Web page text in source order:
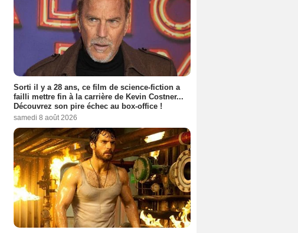
Sorti il y a 28 ans, ce film de science-fiction a
failli mettre fin à la carrière de Kevin Costner...
Découvrez son pire échec au box-office !
samedi 8 août 2026